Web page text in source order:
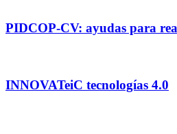
PIDCOP-CV: ayudas para
INNOVATeiC tecnologías 4.0